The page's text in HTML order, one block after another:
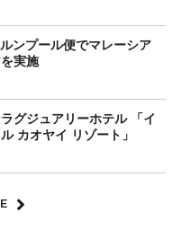
ンプール便でマレーシア
実施
グジュアリーホテル 「イ
カオヤイ リゾート」